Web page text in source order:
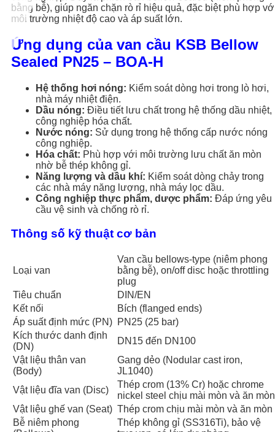
bằng bễ), giúp ngăn chặn rò rỉ hiệu quả, đặc biệt phù hợp
môi trường nhiệt độ cao và áp suất lớn.
Ứng dụng của van cầu KSB Bellow
Sealed PN25 – BOA-H
Hệ thống hơi nóng: Kiểm soát dòng hơi trong lò hơi,
nhà máy nhiệt điện.
Dầu nóng: Điều tiết lưu chất trong hệ thống dầu nhiệt,
công nghiệp hóa chất.
Nước nóng: Sử dụng trong hệ thống cấp nước nóng
công nghiệp.
Hóa chất: Phù hợp với môi trường lưu chất ăn mòn
nhờ bễ thép không gỉ.
Năng lượng và dầu khí: Kiểm soát dòng chảy trong
các nhà máy năng lượng, nhà máy lọc dầu.
Công nghiệp thực phẩm, dược phẩm: Đáp ứng yêu
cầu vệ sinh và chống rò rỉ.
Thông số kỹ thuật cơ bản
Loại van
Van cầu bellows-type (niêm phong
bằng bễ), on/off disc hoặc throttling
plug
Tiêu chuẩn
DIN/EN
Kết nối
Bích (flanged ends)
Áp suất định mức (PN) PN25 (25 bar)
Kích thước danh định
(DN)
DN15 đến DN100
Vật liệu thân van
(Body)
Gang dẻo (Nodular cast iron,
JL1040)
Vật liệu đĩa van (Disc)
Thép crom (13% Cr) hoặc chrome
nickel steel chịu mài mòn và ăn mòn
Vật liệu ghế van (Seat) Thép crom chịu mài mòn và ăn mòn
Bễ niêm phong
Thép không gỉ (SS316Ti), bảo vệ